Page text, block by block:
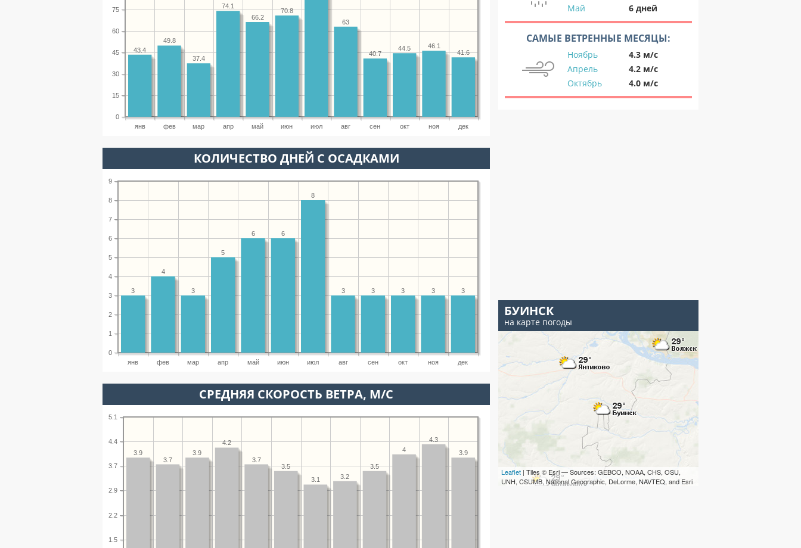
янв фев мар апр май июн июл авг сен окт ноя дек
0
15
30
45
60
75
41.6
46.1
44.5
40.7
63
70.8
66.2
74.1
37.4
49.8
43.4
КОЛИЧЕСТВО ДНЕЙ С ОСАДКАМИ
янв фев мар апр май июн июл авг сен окт ноя дек
0
1
2
3
4
5
6
7
8
9
3
3
3
3
3
8
6
6
5
3
4
3
СРЕДНЯЯ СКОРОСТЬ ВЕТРА, М/С
1.5
2.2
2.9
3.7
4.4
5.1
3.9
4.3
4
3.5
3.2
3.1
3.5
3.7
4.2
3.9
3.7
3.9
Май
6 дней
САМЫЕ ВЕТРЕННЫЕ МЕСЯЦЫ:
Ноябрь
4.3 м/с
Апрель
4.2 м/с
Октябрь
4.0 м/с
БУИНСК
на карте погоды
Leaflet | Tiles © Esri — Sources: GEBCO, NOAA, CHS, OSU,
UNH, CSUMB, National Geographic, DeLorme, NAVTEQ, and Esri